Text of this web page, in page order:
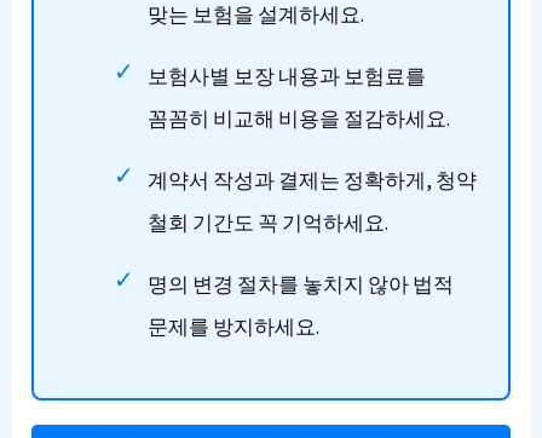
맞는 보험을 설계하세요.
보험사별 보장 내용과 보험료를
꼼꼼히 비교해 비용을 절감하세요.
계약서 작성과 결제는 정확하게, 청약
철회 기간도 꼭 기억하세요.
명의 변경 절차를 놓치지 않아 법적
문제를 방지하세요.